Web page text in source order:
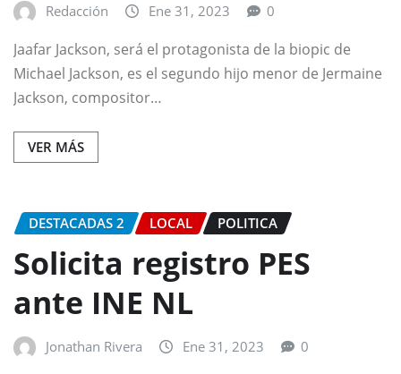
Redacción Ene 31, 2023 0
Jaafar Jackson, será el protagonista de la biopic de
Michael Jackson, es el segundo hijo menor de Jermaine
Jackson, compositor…
VER MÁS
DESTACADAS 2 LOCAL POLITICA
Solicita registro PES
ante INE NL
Jonathan Rivera Ene 31, 2023 0